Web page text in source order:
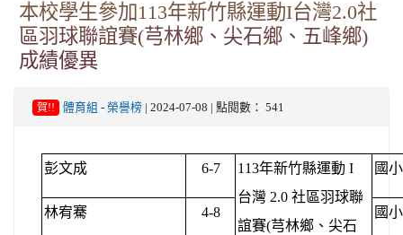
本校學生參加113年新竹縣運動I台灣2.0社
區羽球聯誼賽(芎林鄉、尖石鄉、五峰鄉)
成績優異
賀!! 體育組 - 榮譽榜| 2024-07-08 | 點閱數： 541
彭文成 6-7 113年新竹縣運動 I
台灣 2.0 社區羽球聯
誼賽(芎林鄉、尖石
國
林宥騫 4-8 國